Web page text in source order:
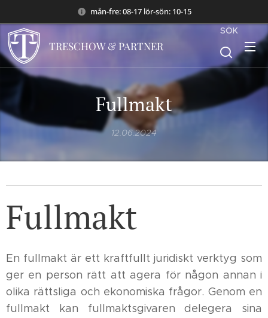
mån-fre: 08-17 lör-sön: 10-15
TRESCHOW & PARTNER
SÖK
Fullmakt
12.06.2024
Fullmakt
En fullmakt är ett kraftfullt juridiskt verktyg som
ger en person rätt att agera för någon annan i
olika rättsliga och ekonomiska frågor. Genom en
fullmakt kan fullmaktsgivaren delegera sina